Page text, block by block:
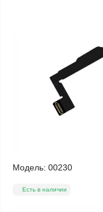
Модель: 00230
Есть в наличии